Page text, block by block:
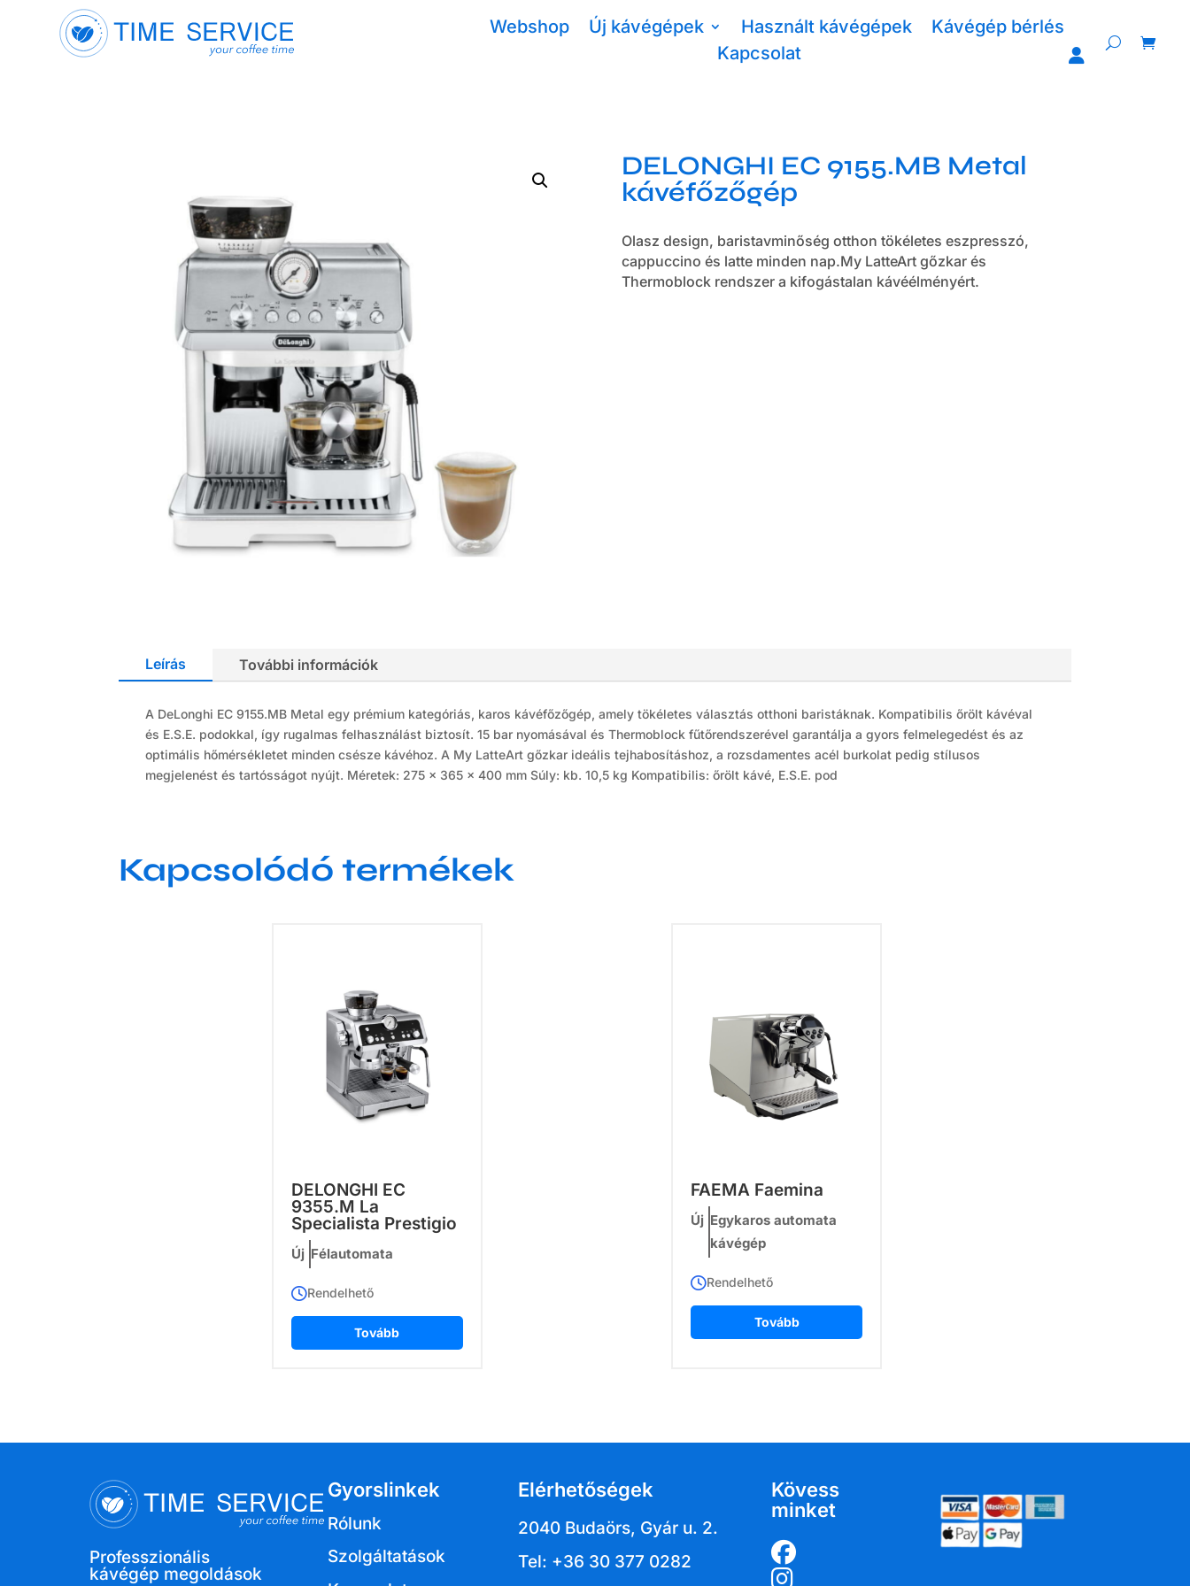
Webshop Új kávégépek Használt kávégépek
Kávégép bérlés
Kapcsolat
DELONGHI EC 9155.MB Metal
kávéfőzőgép
Olasz design, baristavminőség otthon tökéletes eszpresszó,
cappuccino és latte minden nap.My LatteArt gőzkar és
Thermoblock rendszer a kifogástalan kávéélményért.
Leírás További információk
A DeLonghi EC 9155.MB Metal egy prémium kategóriás, karos kávéfőzőgép, amely tökéletes választás otthoni baristáknak. Kompatibilis őrölt kávéval
és E.S.E. podokkal, így rugalmas felhasználást biztosít. 15 bar nyomásával és Thermoblock fűtőrendszerével garantálja a gyors felmelegedést és az
optimális hőmérsékletet minden csésze kávéhoz. A My LatteArt gőzkar ideális tejhabosításhoz, a rozsdamentes acél burkolat pedig stílusos
megjelenést és tartósságot nyújt. Méretek: 275 × 365 × 400 mm Súly: kb. 10,5 kg Kompatibilis: őrölt kávé, E.S.E. pod
Kapcsolódó termékek
DELONGHI EC
9355.M La
Specialista Prestigio
Új Félautomata
Tovább
Rendelhető
FAEMA Faemina
Új Egykaros automata
kávégép
Tovább
Rendelhető
Professzionális
kávégép megoldások
Gyorslinkek
Rólunk
Szolgáltatások
Elérhetőségek
2040 Budaörs, Gyár u. 2.
Tel: +36 30 377 0282
Kövess
minket